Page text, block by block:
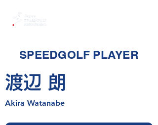
SPEEDGOLF PLAYER
渡辺 朗
Akira Watanabe